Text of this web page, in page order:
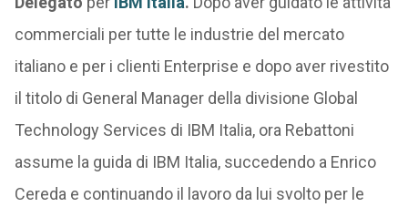
commerciali per tutte le industrie del mercato
italiano e per i clienti Enterprise e dopo aver rivestito
il titolo di General Manager della divisione Global
Technology Services di IBM Italia, ora Rebattoni
assume la guida di IBM Italia, succedendo a Enrico
Cereda e continuando il lavoro da lui svolto per le